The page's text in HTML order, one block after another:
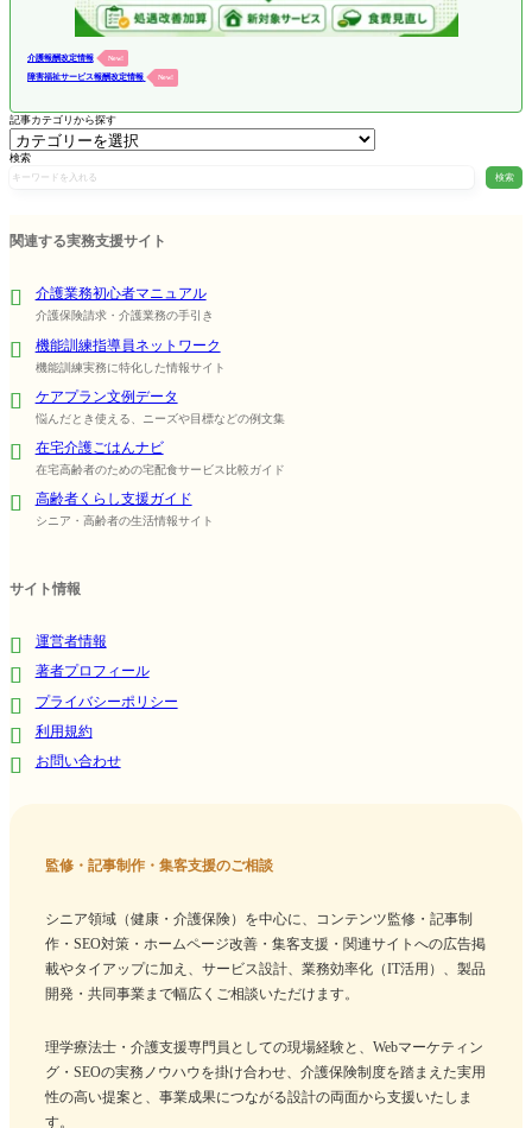
介護報酬改定情報 New!
障害福祉サービス報酬改定情報 New!
記事カテゴリから探す
検索
検索
関連する実務支援サイト
介護業務初心者マニュアル
介護保険請求・介護業務の手引き
機能訓練指導員ネットワーク
機能訓練実務に特化した情報サイト
ケアプラン文例データ
悩んだとき使える、ニーズや目標などの例文集
在宅介護ごはんナビ
在宅高齢者のための宅配食サービス比較ガイド
高齢者くらし支援ガイド
シニア・高齢者の生活情報サイト
サイト情報
運営者情報
著者プロフィール
プライバシーポリシー
利用規約
お問い合わせ
監修・記事制作・集客支援のご相談
シニア領域（健康・介護保険）を中心に、コンテンツ監修・記事制
作・SEO対策・ホームページ改善・集客支援・関連サイトへの広告掲
載やタイアップに加え、サービス設計、業務効率化（IT活用）、製品
開発・共同事業まで幅広くご相談いただけます。
理学療法士・介護支援専門員としての現場経験と、Webマーケティン
グ・SEOの実務ノウハウを掛け合わせ、介護保険制度を踏まえた実用
性の高い提案と、事業成果につながる設計の両面から支援いたしま
す。